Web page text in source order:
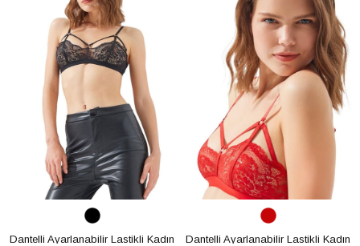
Dantelli Ayarlanabilir Lastikli Kadın
Dantelli Ayarlanabilir Lastikli Kadın